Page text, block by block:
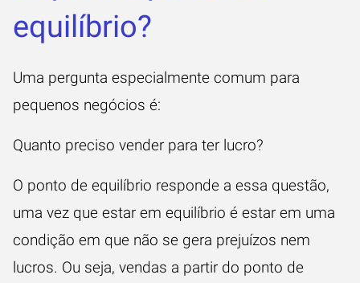
equilíbrio?
Uma pergunta especialmente comum para
pequenos negócios é:
Quanto preciso vender para ter lucro?
O ponto de equilíbrio responde a essa questão,
uma vez que estar em equilíbrio é estar em uma
condição em que não se gera prejuízos nem
lucros. Ou seja, vendas a partir do ponto de